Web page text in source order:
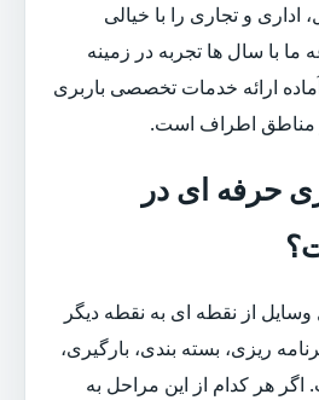
اداری و تجاری را با خیالی
ما با سال ها تجربه در زمینه
ارائه خدمات تخصصی باربری
مناطق اطراف است.
حرفه ای در
وسایل از نقطه ای به نقطه دیگر
ریزی، بسته بندی، بارگیری،
هر کدام از این مراحل به